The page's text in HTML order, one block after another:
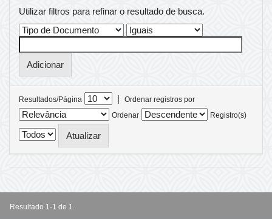
Utilizar filtros para refinar o resultado de busca.
Resultados/Página |
Ordenar registros por
Ordenar
Registro(s)
Resultado 1-1 de 1.